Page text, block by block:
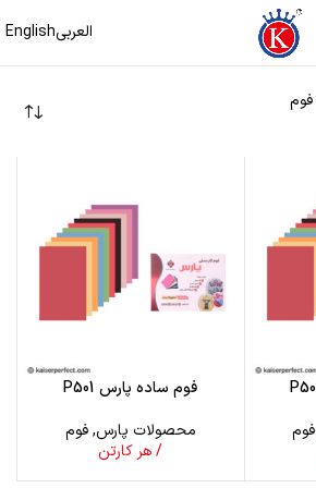
العربیEnglish
فوم
فوم
فوم ساده پارس P501
محصولات پارس,فوم
/ هر کارتن